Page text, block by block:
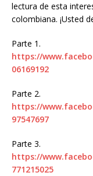
lectura de esta
colombiana. ¡Usted
Parte 1.
https://
06169192
Parte 2.
https://
97547697
Parte 3.
https://
771215025